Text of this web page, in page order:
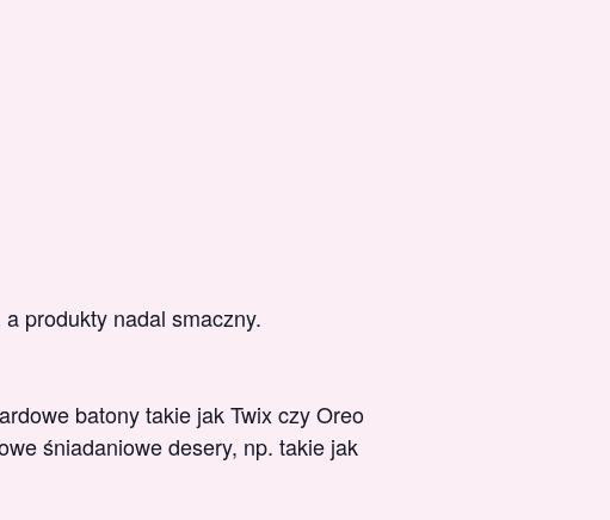
produkty nadal smaczny.
batony takie jak Twix czy Oreo
śniadaniowe desery, np. takie jak